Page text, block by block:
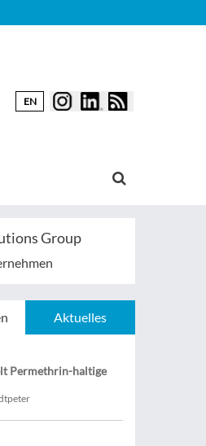
EN
Group
Aktuelles
Permethrin-haltige